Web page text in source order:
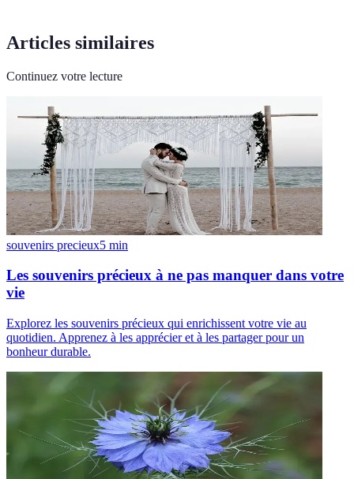
Articles similaires
Continuez votre lecture
souvenirs precieux5 min
Les souvenirs précieux à ne pas manquer dans votre
vie
Explorez les souvenirs précieux qui enrichissent votre vie au
quotidien. Apprenez à les apprécier et à les partager pour un
bonheur durable.